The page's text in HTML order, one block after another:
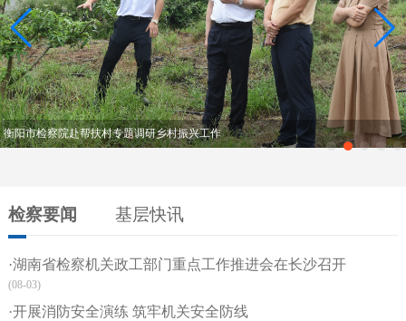
衡阳市检察院赴帮扶村专题调研乡村振兴工作
检察要闻 基层快讯
·湖南省检察机关政工部门重点工作推进会在长沙召开
(08-03)
·开展消防安全演练 筑牢机关安全防线